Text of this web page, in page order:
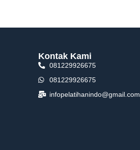
Kontak Kami
081229926675
081229926675
infopelatihanindo@gmail.com